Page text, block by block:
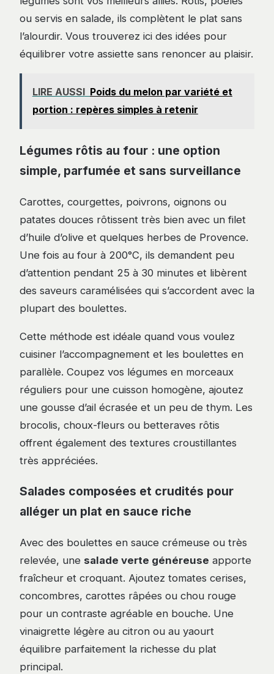
ou servis en salade, ils complètent le plat sans
l’alourdir. Vous trouverez ici des idées pour
équilibrer votre assiette sans renoncer au plaisir.
LIRE AUSSI Poids du melon par variété et
portion : repères simples à retenir
Légumes rôtis au four : une option
simple, parfumée et sans surveillance
Carottes, courgettes, poivrons, oignons ou
patates douces rôtissent très bien avec un filet
d’huile d’olive et quelques herbes de Provence.
Une fois au four à 200°C, ils demandent peu
d’attention pendant 25 à 30 minutes et libèrent
des saveurs caramélisées qui s’accordent avec la
plupart des boulettes.
Cette méthode est idéale quand vous voulez
cuisiner l’accompagnement et les boulettes en
parallèle. Coupez vos légumes en morceaux
réguliers pour une cuisson homogène, ajoutez
une gousse d’ail écrasée et un peu de thym. Les
brocolis, choux-fleurs ou betteraves rôtis
offrent également des textures croustillantes
très appréciées.
Salades composées et crudités pour
alléger un plat en sauce riche
Avec des boulettes en sauce crémeuse ou très
relevée, une salade verte généreuse apporte
fraîcheur et croquant. Ajoutez tomates cerises,
concombres, carottes râpées ou chou rouge
pour un contraste agréable en bouche. Une
vinaigrette légère au citron ou au yaourt
équilibre parfaitement la richesse du plat
principal.